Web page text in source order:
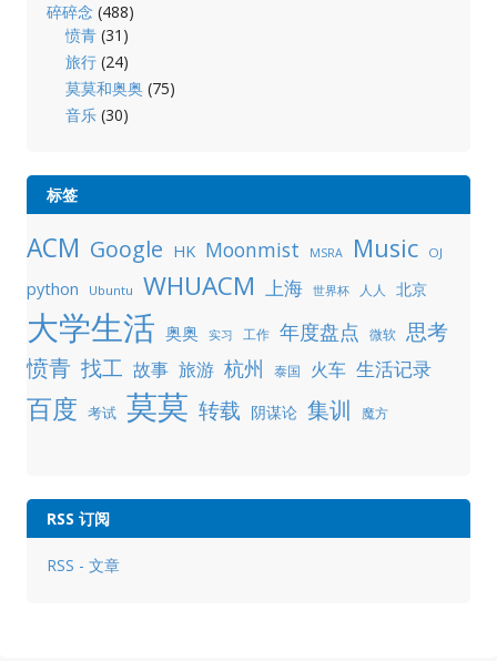
碎碎念 (488)
愤青 (31)
旅行 (24)
莫莫和奥奥 (75)
音乐 (30)
标签
ACM Google HK Moonmist MSRA Music OJ
python Ubuntu WHUACM 上海 世界杯 人人 北京
大学生活 奥奥 实习 工作 年度盘点 微软 思考
愤青 找工 故事 旅游 杭州 泰国 火车 生活记录
百度 考试 莫莫 转载 阴谋论 集训 魔方
RSS 订阅
RSS - 文章